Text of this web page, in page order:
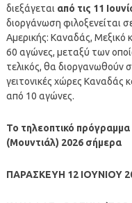
διεξάγεται από τις 11
διοργάνωση φιλοξενείται
Αμερικής: Καναδάς, Μεξικό
60 αγώνες, μεταξύ των
τελικός, θα διοργανωθούν
γειτονικές χώρες Καναδάς
από 10 αγώνες.
Το τηλεοπτικό
(Μουντιάλ) 2026 σήμερα
ΠΑΡΑΣΚΕΥΗ 12 ΙΟΥΝΙΟΥ